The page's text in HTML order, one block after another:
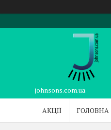
johnsons.com.ua
АКЦІЇ ГОЛОВНА